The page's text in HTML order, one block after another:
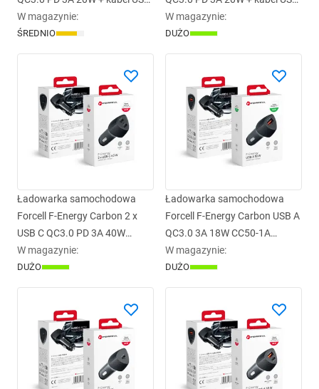
C do Lightning CC50-1C
czarna
W magazynie:
ŚREDNIO
C do USB C CC50-1C czarna
W magazynie:
DUŻO
Ładowarka samochodowa
Forcell F-Energy Carbon 2 x
USB C QC3.0 PD 3A 40W
CC50-2C czarna
W magazynie:
DUŻO
Ładowarka samochodowa
Forcell F-Energy Carbon USB A
QC3.0 3A 18W CC50-1A
czarna
W magazynie:
DUŻO